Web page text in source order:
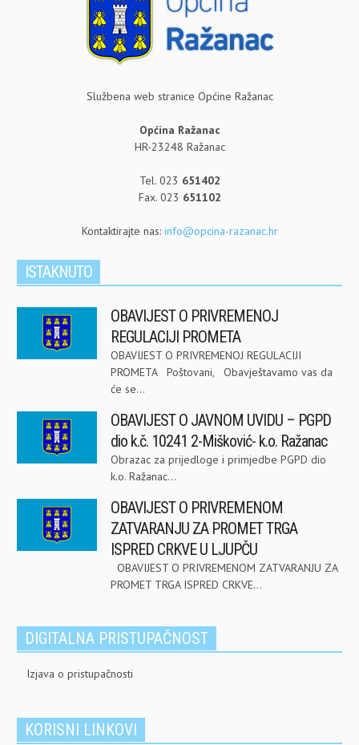
Službena web stranice Općine Ražanac
Općina Ražanac
HR-23248 Ražanac
Tel. 023 651402
Fax. 023 651102
Kontaktirajte nas: info@opcina-razanac.hr
ISTAKNUTO
OBAVIJEST O PRIVREMENOJ
REGULACIJI PROMETA
OBAVIJEST O PRIVREMENOJ REGULACIJI
PROMETA Poštovani, Obavještavamo vas da
će se...
OBAVIJEST O JAVNOM UVIDU – PGPD
dio k.č. 10241 2-Mišković- k.o. Ražanac
Obrazac za prijedloge i primjedbe PGPD dio
k.o. Ražanac...
OBAVIJEST O PRIVREMENOM
ZATVARANJU ZA PROMET TRGA
ISPRED CRKVE U LJUPČU
OBAVIJEST O PRIVREMENOM ZATVARANJU ZA
PROMET TRGA ISPRED CRKVE...
DIGITALNA PRISTUPAČNOST
Izjava o pristupačnosti
KORISNI LINKOVI